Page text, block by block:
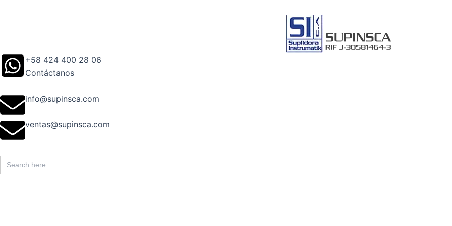
+58 424 400 28 06
Contáctanos
info@supinsca.com
ventas@supinsca.com
Search
for: